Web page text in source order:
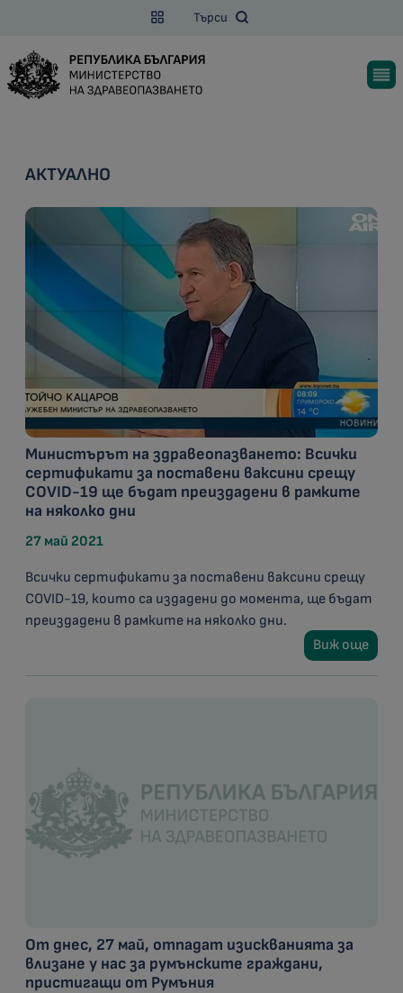
Търси
АКТУАЛНО
Министърът на здравеопазването: Всички
сертификати за поставени ваксини срещу
COVID-19 ще бъдат преиздадени в рамките
на няколко дни
27 май 2021
Всички сертификати за поставени ваксини срещу
COVID-19, които са издадени до момента, ще бъдат
преиздадени в рамките на няколко дни.
Виж още
От днес, 27 май, отпадат изискванията за
влизане у нас за румънските граждани,
пристигащи от Румъния